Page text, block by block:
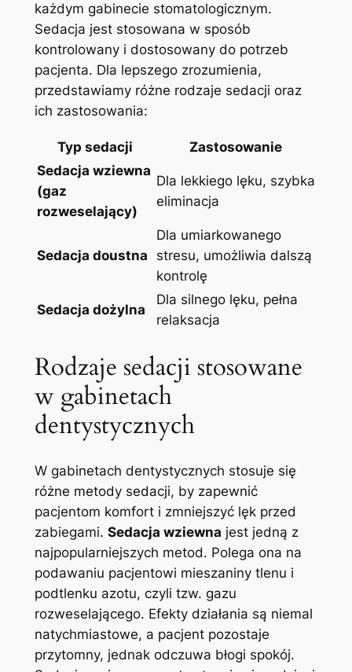
każdym gabinecie stomatologicznym.
Sedacja jest stosowana w sposób
kontrolowany i dostosowany do potrzeb
pacjenta. Dla lepszego zrozumienia,
przedstawiamy różne rodzaje sedacji oraz
ich zastosowania:
Typ sedacji
Zastosowanie
Sedacja wziewna
(gaz
rozweselający)
Dla lekkiego lęku, szybka
eliminacja
Sedacja doustna
Dla umiarkowanego
stresu, umożliwia dalszą
kontrolę
Sedacja dożylna
Dla silnego lęku, pełna
relaksacja
Rodzaje sedacji stosowane
w gabinetach
dentystycznych
W gabinetach dentystycznych stosuje się
różne metody sedacji, by zapewnić
pacjentom komfort i zmniejszyć lęk przed
zabiegami. Sedacja wziewna jest jedną z
najpopularniejszych metod. Polega ona na
podawaniu pacjentowi mieszaniny tlenu i
podtlenku azotu, czyli tzw. gazu
rozweselającego. Efekty działania są niemal
natychmiastowe, a pacjent pozostaje
przytomny, jednak odczuwa błogi spokój.